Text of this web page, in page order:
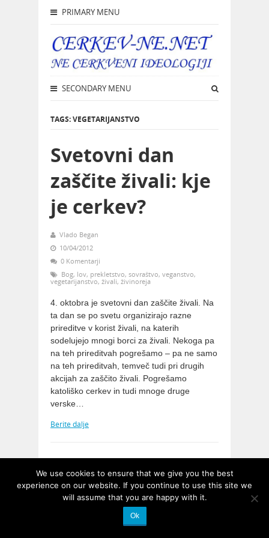
PRIMARY MENU
SECONDARY MENU
TAGS: VEGETARIJANSTVO
Svetovni dan
zaščite živali: kje
je cerkev?
Vlado Began
10/04/2012
0 Komentarji
Bog, lov, prekletstvo, sovraštvo, veganstvo,
vegetarijanstvo, živali, živinoreja
4. oktobra je svetovni dan zaščite živali. Na
ta dan se po svetu organizirajo razne
prireditve v korist živali, na katerih
sodelujejo mnogi borci za živali. Nekoga pa
na teh prireditvah pogrešamo – pa ne samo
na teh prireditvah, temveč tudi pri drugih
akcijah za zaščito živali. Pogrešamo
katoliško cerkev in tudi mnoge druge
verske…
Berite dalje
We use cookies to ensure that we give you the best
experience on our website. If you continue to use this site we
will assume that you are happy with it.
Ok